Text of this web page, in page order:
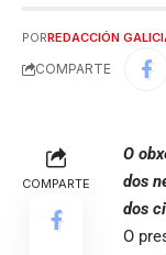
PORREDACCIÓN
COMPARTE
COMPARTE
O
dos
dos
O